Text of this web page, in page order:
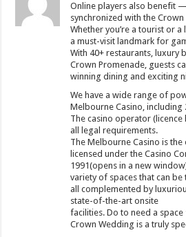
Online players also benefit
synchronized with the
Whether you’re a tourist or
a must-visit landmark for
With 40+ restaurants, luxury
Crown Promenade, guests
winning dining and exciting
We have a wide range of
Melbourne Casino,
The casino operator
all legal requirements.
The Melbourne Casino is the
licensed under the Casino
1991(opens in a new
variety of spaces that can
all complemented by
state-of-the-art onsite
facilities. Do to need a
Crown Wedding is a truly